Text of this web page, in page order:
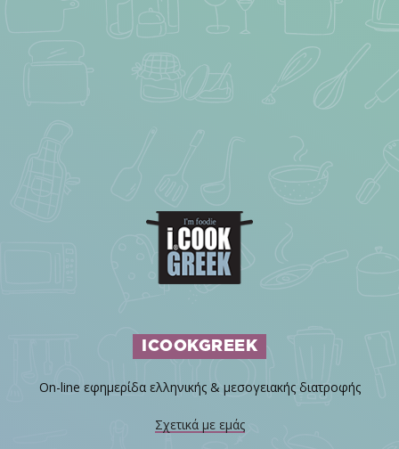
ICOOKGREEK
On-line εφημερίδα ελληνικής & μεσογειακής διατροφής
Σχετικά με εμάς